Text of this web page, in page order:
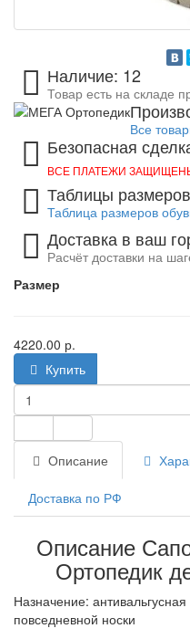
Наличие: 12
Товар есть на складе
Все
Безопасная
ВСЕ ПЛАТЕЖИ
Таблицы размеров
Таблица размеров
Доставка в ваш
Расчёт доставки на
Размер
4220.00 р.
Купить
Описание
Доставка по РФ
Описание
Ортопедик
Назначение:
повседневной носки